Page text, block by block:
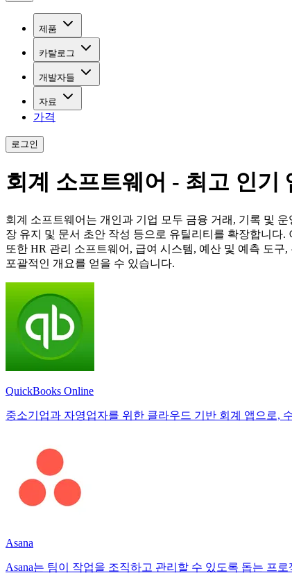
제품
카탈로그
개발자들
자료
가격
로그인
회계 소프트웨어 - 최고 인기
회계 소프트웨어는 개인과 기업 모두 금융 거래, 기록 및
장 유지 및 문서 초안 작성 등으로 유틸리티를 확장합니다
또한 HR 관리 소프트웨어, 급여 시스템, 예산 및 예측 도
포괄적인 개요를 얻을 수 있습니다.
QuickBooks Online
중소기업과 자영업자를 위한 클라우드 기반 회계 앱으로,
Asana
Asana는 팀이 작업을 조직하고 관리할 수 있도록 돕는 프